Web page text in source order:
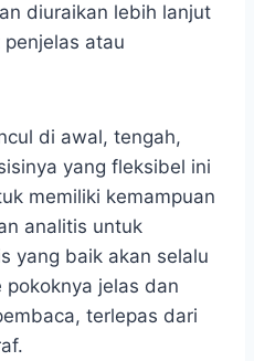
diuraikan lebih lanjut
atau
di awal, tengah,
yang fleksibel ini
memiliki kemampuan
analitis untuk
yang baik akan selalu
jelas dan
terlepas dari